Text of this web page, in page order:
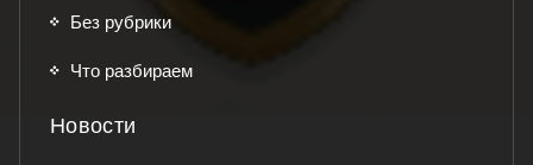
Без рубрики
Что разбираем
Новости